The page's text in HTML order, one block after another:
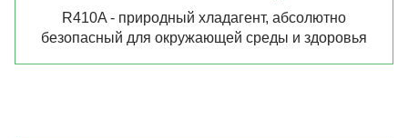
R410A - природный хладагент, абсолютно
безопасный для окружающей среды и здоровья